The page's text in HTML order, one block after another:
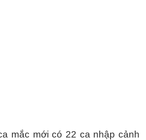
mắc mới có 22 ca nhập cảnh